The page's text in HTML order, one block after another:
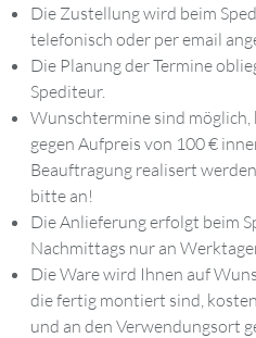
Die Zustellung wird beim
telefonisch oder per email
Die Planung der Termine
Spediteur.
Wunschtermine sind
gegen Aufpreis von 100 €
Beauftragung realisert
bitte an!
Die Anlieferung erfolgt beim
Nachmittags nur an
Die Ware wird Ihnen auf
die fertig montiert sind,
und an den Verwendungsort